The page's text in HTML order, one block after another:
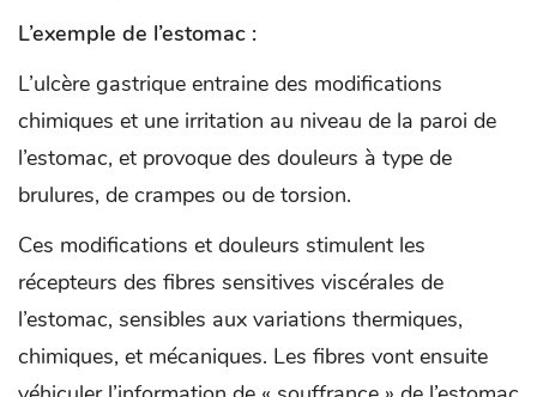
L’exemple de l’estomac :
L’ulcère gastrique entraine des modifications
chimiques et une irritation au niveau de la paroi de
l’estomac, et provoque des douleurs à type de
brulures, de crampes ou de torsion.
Ces modifications et douleurs stimulent les
récepteurs des fibres sensitives viscérales de
l’estomac, sensibles aux variations thermiques,
chimiques, et mécaniques. Les fibres vont ensuite